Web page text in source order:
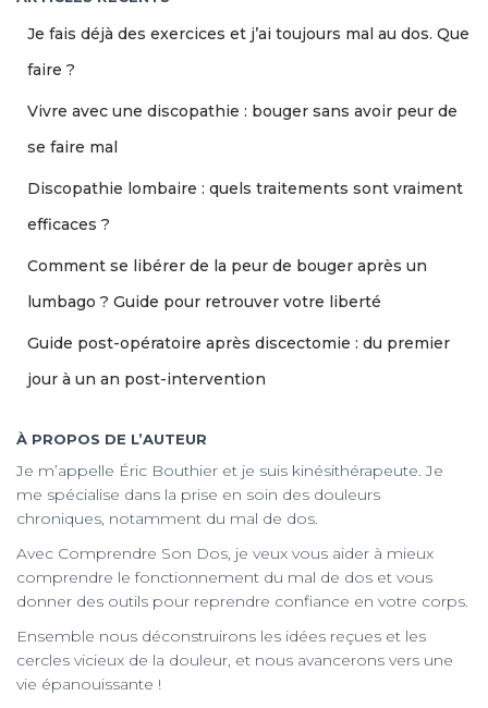
Je fais déjà des exercices et j’ai toujours mal au dos. Que
faire ?
Vivre avec une discopathie : bouger sans avoir peur de
se faire mal
Discopathie lombaire : quels traitements sont vraiment
efficaces ?
Comment se libérer de la peur de bouger après un
lumbago ? Guide pour retrouver votre liberté
Guide post-opératoire après discectomie : du premier
jour à un an post-intervention
À PROPOS DE L’AUTEUR
Je m’appelle Éric Bouthier et je suis kinésithérapeute. Je
me spécialise dans la prise en soin des douleurs
chroniques, notamment du mal de dos.
Avec Comprendre Son Dos, je veux vous aider à mieux
comprendre le fonctionnement du mal de dos et vous
donner des outils pour reprendre confiance en votre corps.
Ensemble nous déconstruirons les idées reçues et les
cercles vicieux de la douleur, et nous avancerons vers une
vie épanouissante !